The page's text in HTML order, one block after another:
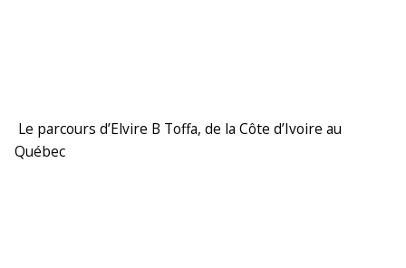
Le parcours d’Elvire B Toffa, de la Côte d’Ivoire au
Québec